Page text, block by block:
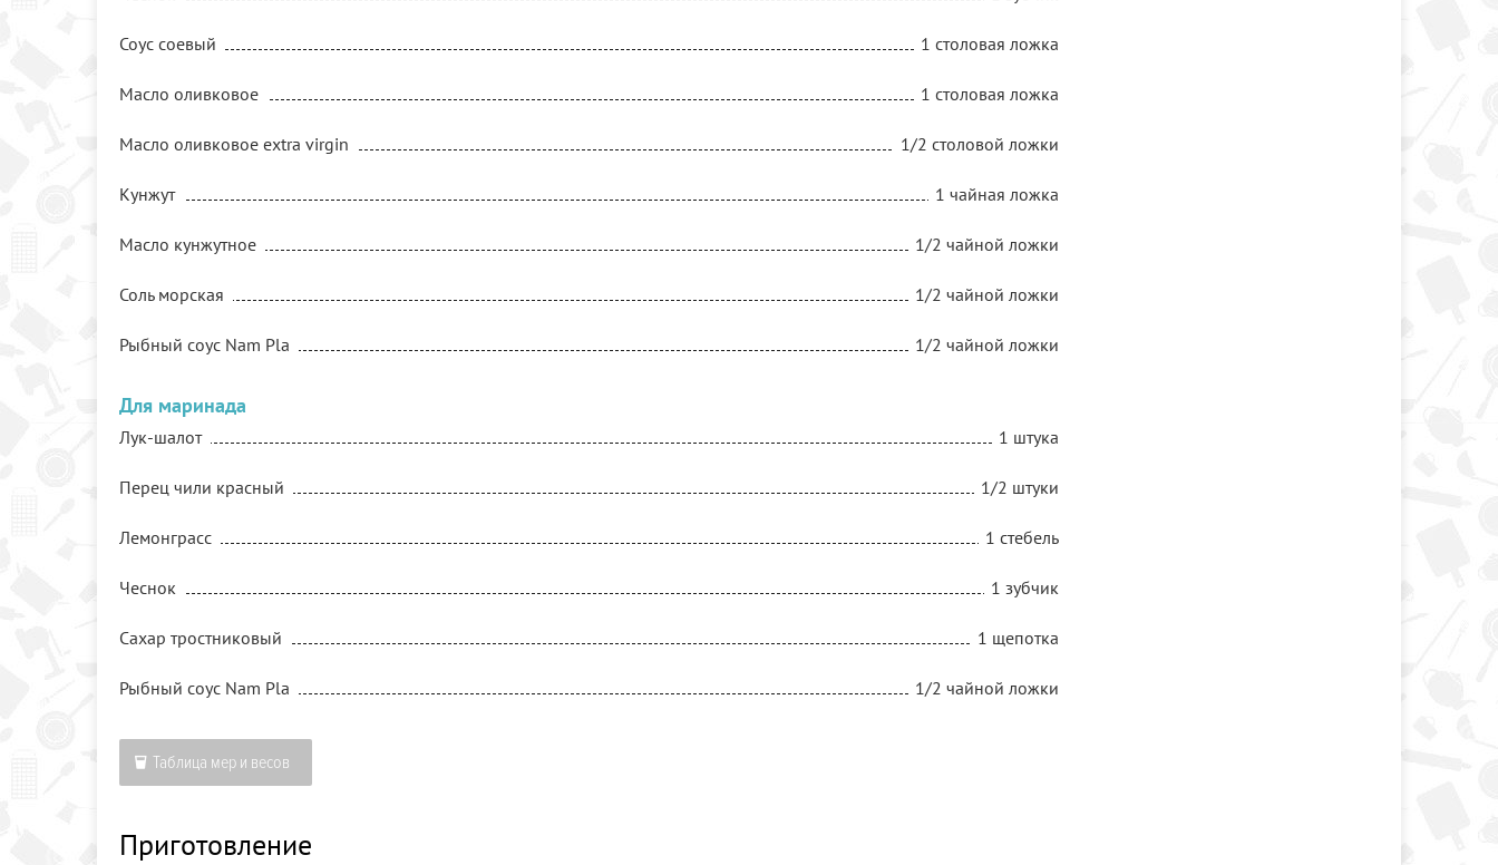
Соус соевый 1 столовая ложка
Масло оливковое 1 столовая ложка
Масло оливковое extra virgin 1/2 столовой ложки
Кунжут 1 чайная ложка
Масло кунжутное 1/2 чайной ложки
Соль морская 1/2 чайной ложки
Рыбный соус Nam Pla 1/2 чайной ложки
Для маринада
Лук-шалот 1 штука
Перец чили красный 1/2 штуки
Лемонграсс 1 стебель
Чеснок 1 зубчик
Сахар тростниковый 1 щепотка
Рыбный соус Nam Pla 1/2 чайной ложки
Таблица мер и весов
Приготовление